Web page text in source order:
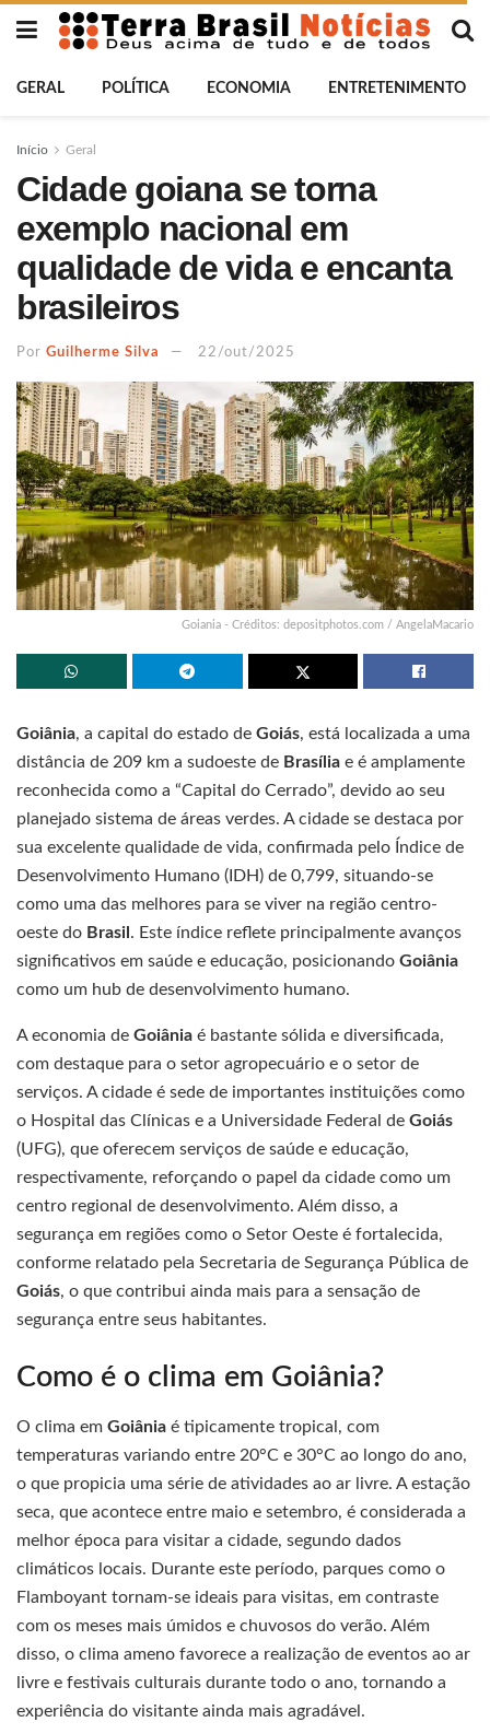
GERAL POLÍTICA ECONOMIA ENTRETENIMENTO
Início Geral
Cidade goiana se torna
exemplo nacional em
qualidade de vida e encanta
brasileiros
Por Guilherme Silva 22/out/2025
Goiania - Créditos: depositphotos.com / AngelaMacario
Goiânia, a capital do estado de Goiás, está localizada a uma
distância de 209 km a sudoeste de Brasília e é amplamente
reconhecida como a “Capital do Cerrado”, devido ao seu
planejado sistema de áreas verdes. A cidade se destaca por
sua excelente qualidade de vida, confirmada pelo Índice de
Desenvolvimento Humano (IDH) de 0,799, situando-se
como uma das melhores para se viver na região centro-
oeste do Brasil . Este índice reflete principalmente avanços
significativos em saúde e educação, posicionando Goiânia
como um hub de desenvolvimento humano.
A economia de Goiânia é bastante sólida e diversificada,
com destaque para o setor agropecuário e o setor de
serviços. A cidade é sede de importantes instituições como
o Hospital das Clínicas e a Universidade Federal de Goiás
(UFG), que oferecem serviços de saúde e educação,
respectivamente, reforçando o papel da cidade como um
centro regional de desenvolvimento. Além disso, a
segurança em regiões como o Setor Oeste é fortalecida,
conforme relatado pela Secretaria de Segurança Pública de
Goiás, o que contribui ainda mais para a sensação de
segurança entre seus habitantes.
Como é o clima em Goiânia?
O clima em Goiânia é tipicamente tropical, com
temperaturas variando entre 20°C e 30°C ao longo do ano,
o que propicia uma série de atividades ao ar livre. A estação
seca, que acontece entre maio e setembro, é considerada a
melhor época para visitar a cidade, segundo dados
climáticos locais. Durante este período, parques como o
Flamboyant tornam-se ideais para visitas, em contraste
com os meses mais úmidos e chuvosos do verão. Além
disso, o clima ameno favorece a realização de eventos ao ar
livre e festivais culturais durante todo o ano, tornando a
experiência do visitante ainda mais agradável.